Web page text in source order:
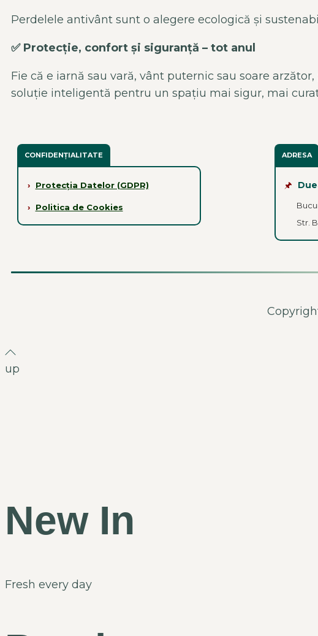
Perdelele antivânt sunt o alegere ecologică și
✅Protecție, confort și siguranță – tot anul
Fie că e iarnă sau vară, vânt puternic sau soare arzător,
soluție inteligentă pentru un spațiu mai sigur, mai
CONFIDENȚIALITATE
› Protecția Datelor (GDPR)
› Politica de Cookies
ADRESA
🖈
Str.
up
New In
Fresh every day